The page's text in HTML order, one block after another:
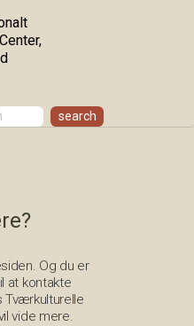
Og du er
at kontakte
Tværkulturelle
vide mere.